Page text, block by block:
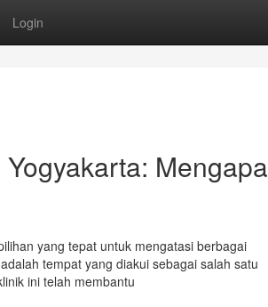
Login
Mengapa
yang tepat untuk mengatasi berbagai
tempat yang diakui sebagai salah satu
ini telah membantu